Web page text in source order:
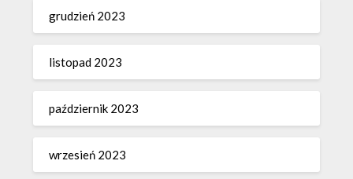
grudzień 2023
listopad 2023
październik 2023
wrzesień 2023